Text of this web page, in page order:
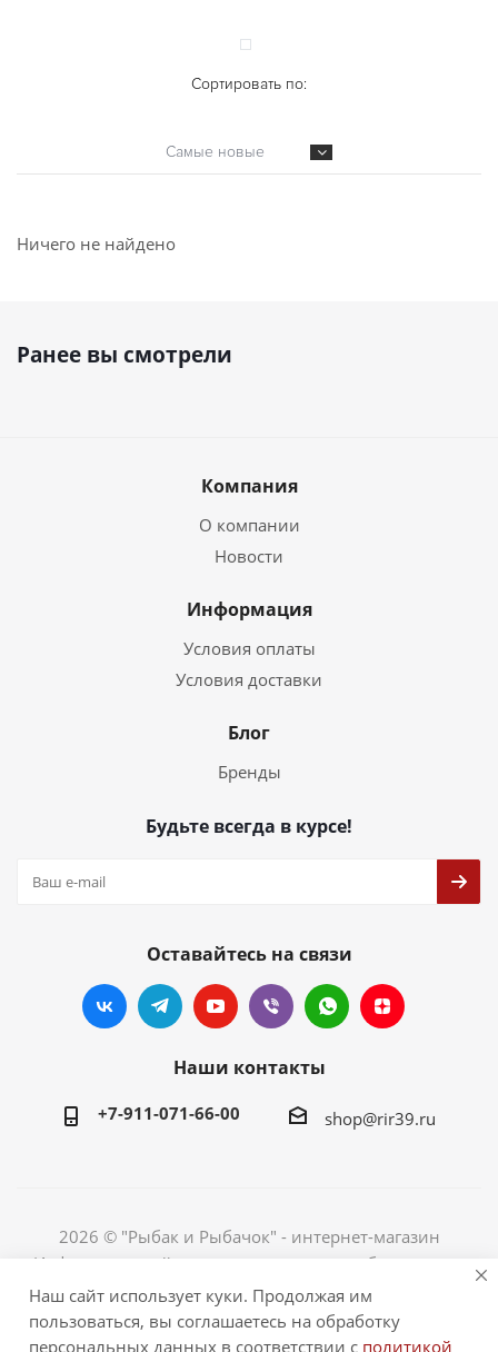
Сортировать по:
Самые новые
Ничего не найдено
Ранее вы смотрели
Компания
О компании
Новости
Информация
Условия оплаты
Условия доставки
Блог
Бренды
Будьте всегда в курсе!
Оставайтесь на связи
Наши контакты
+7-911-071-66-00 shop@rir39.ru
2026 © "Рыбак и Рыбачок" - интернет-магазин
Информация сайта защищена законом об авторских
правах. Индивидуальный предприниматель Рогов
Сергей Юрьевич. ИНН 390600967290. ОГРНИП
324390000064229.
Наш сайт использует куки. Продолжая им
пользоваться, вы соглашаетесь на обработку
персональных данных в соответствии с политикой